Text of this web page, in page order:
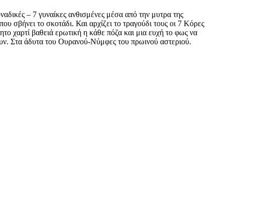
– 7 γυναίκες ανθισμένες μέσα από την μυτρα της
σβήνει το σκοτάδι. Και αρχίζει το τραγούδι τους οι 7 Κόρες
χαρτί βαθειά ερωτική η κάθε πόζα και μια ευχή το φως να
Στα άδυτα του Ουρανού-Νύμφες του πρωινού αστεριού.